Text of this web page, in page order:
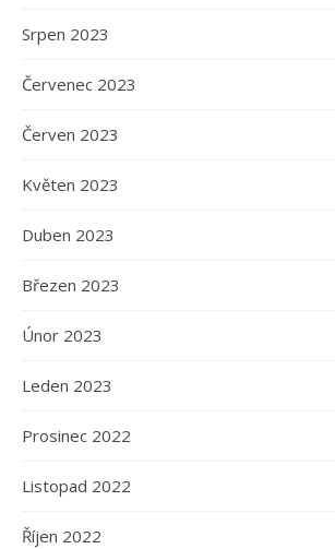
Srpen 2023
Červenec 2023
Červen 2023
Květen 2023
Duben 2023
Březen 2023
Únor 2023
Leden 2023
Prosinec 2022
Listopad 2022
Říjen 2022